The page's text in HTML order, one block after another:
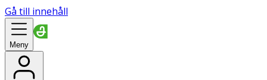
Gå till innehåll
Meny